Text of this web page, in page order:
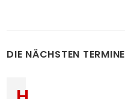
DIE NÄCHSTEN TERMINE